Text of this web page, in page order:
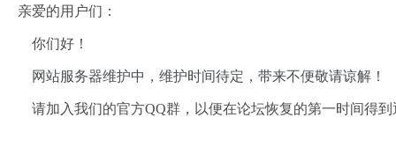
亲爱的用户们：
你们好！
网站服务器维护中，维护时间待定，带来不便敬请谅解！
请加入我们的官方QQ群，以便在论坛恢复的第一时间得到